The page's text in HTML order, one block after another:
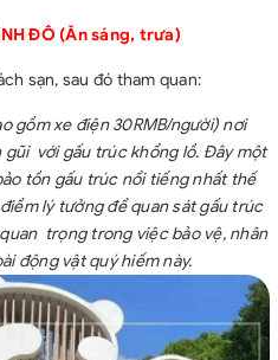
ĐÔ (Ăn sáng, trưa)
sạn, sau đó tham quan:
gồm xe điện 30RMB/người) nơi
gũi với gấu trúc khổng lồ. Đây một
tồn gấu trúc nổi tiếng nhất thế
lý tưởng để quan sát gấu trúc
trọng trong việc bảo vệ, nhân
động vật quý hiếm này.